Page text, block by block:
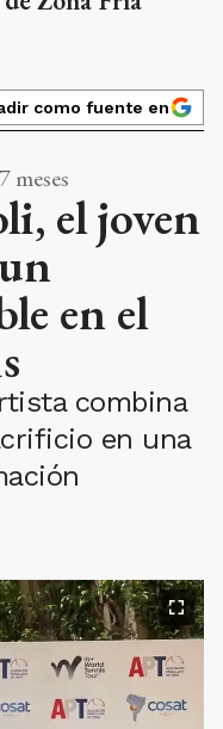
como fuente en
meses
el joven
en el
combina
en una